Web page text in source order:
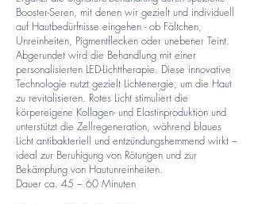
Booster-Seren, mit denen wir gezielt und individuell
auf Hautbedürfnisse eingehen - ob Fältchen,
Unreinheiten, Pigmentflecken oder unebener Teint.
Abgerundet wird die Behandlung mit einer
personalisierten LED-Lichttherapie. Diese innovative
Technologie nutzt gezielt Lichtenergie, um die Haut
zu revitalisieren. Rotes Licht stimuliert die
körpereigene Kollagen- und Elastinproduktion und
unterstützt die Zellregeneration, während blaues
Licht antibakteriell und entzündungshemmend wirkt –
ideal zur Beruhigung von Rötungen und zur
Bekämpfung von Hautunreinheiten.
Dauer ca. 45 – 60 Minuten